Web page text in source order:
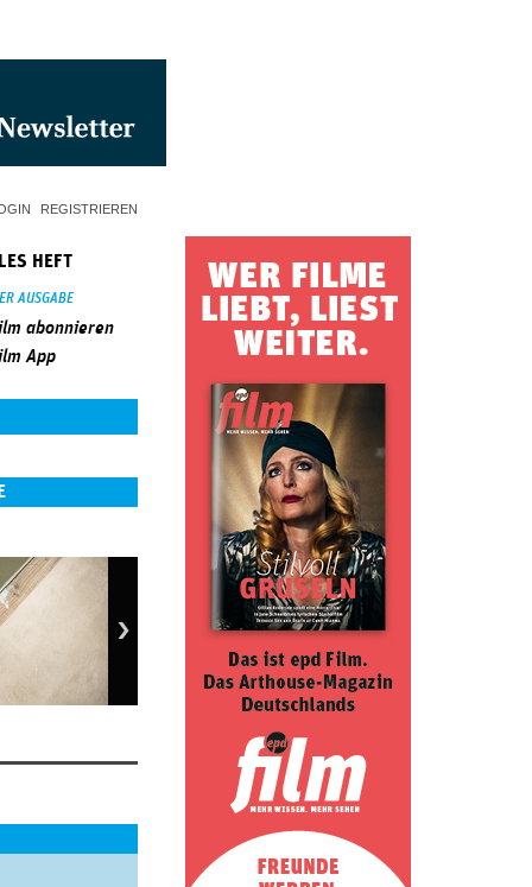
REGISTRIEREN
HEFT
AUSGABE
abonnieren
App